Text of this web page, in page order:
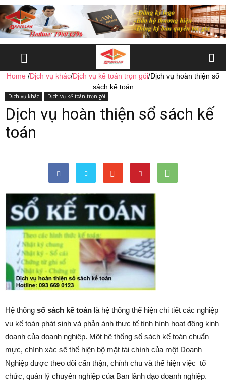
Home /Dịch vụ khác/Dịch vụ kế toán trọn gói/Dịch vụ hoàn thiện sổ
sách kế toán
Dịch vụ khác Dịch vụ kế toán trọn gói
Dịch vụ hoàn thiện sổ sách kế
toán
Hệ thống sổ sách kế toán là hệ thống thể hiện chi tiết các nghiệp
vụ kế toán phát sinh và phản ánh thực tế tình hình hoạt động kinh
doanh của doanh nghiệp. Một hệ thống sổ sách kế toán chuẩn
mực, chính xác sẽ thể hiện bộ mặt tài chính của một Doanh
Nghiệp được theo dõi cẩn thận, chỉnh chu và thể hiện việc tổ
chức, quản lý chuyên nghiệp của Ban lãnh đạo doanh nghiệp.